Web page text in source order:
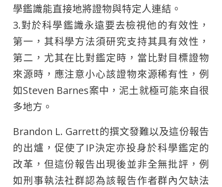
學鑑識能直接地將證物與特定人連結。
3.對於科學鑑識永遠要去檢視他的有效性，
第一，其科學方法須研究支持其具有效性，
第二，尤其在比對鑑定時，當比對目標證物
來源時，應注意小心該證物來源稀有性，例
如Steven Barnes案中，泥土就極可能來自很
多地方。
Brandon L. Garrett的撰文發難以及這份報告
的出爐，促使了IP決定亦投身於科學鑑定的
改革，但這份報告出現後並非全無批評，例
如刑事執法社群認為該報告作者群內欠缺法